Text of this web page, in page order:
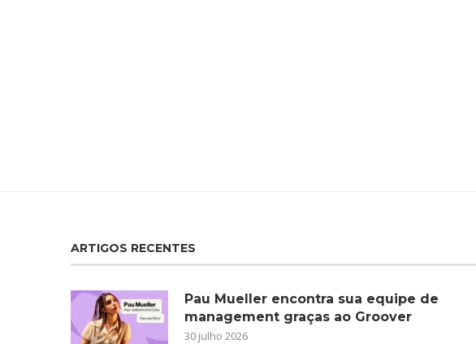
ARTIGOS RECENTES
Pau Mueller encontra sua equipe de
management graças ao Groover
30 julho 2026